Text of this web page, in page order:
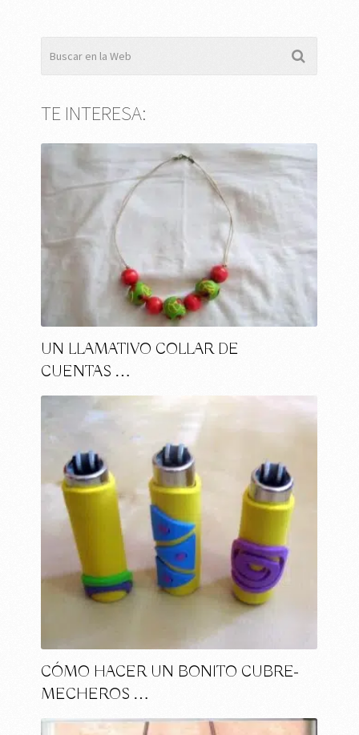
TE INTERESA:
UN LLAMATIVO COLLAR DE
CUENTAS …
CÓMO HACER UN BONITO CUBRE-
MECHEROS …